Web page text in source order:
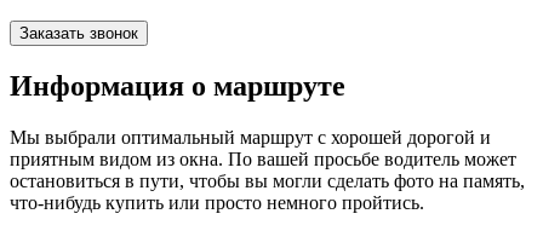
Заказать звонок
Информация о маршруте
Мы выбрали оптимальный маршрут с хорошей дорогой и
приятным видом из окна. По вашей просьбе водитель может
остановиться в пути, чтобы вы могли сделать фото на память,
что-нибудь купить или просто немного пройтись.